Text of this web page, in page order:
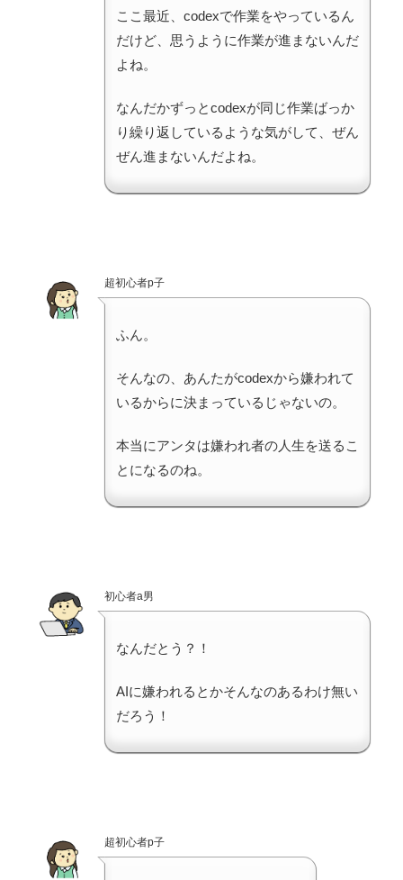
ここ最近、codexで作業をやっているん
だけど、思うように作業が進まないんだ
よね。
なんだかずっとcodexが同じ作業ばっか
り繰り返しているような気がして、ぜん
ぜん進まないんだよね。
超初心者p子
ふん。
そんなの、あんたがcodexから嫌われて
いるからに決まっているじゃないの。
本当にアンタは嫌われ者の人生を送るこ
とになるのね。
初心者a男
なんだとう？！
AIに嫌われるとかそんなのあるわけ無い
だろう！
超初心者p子